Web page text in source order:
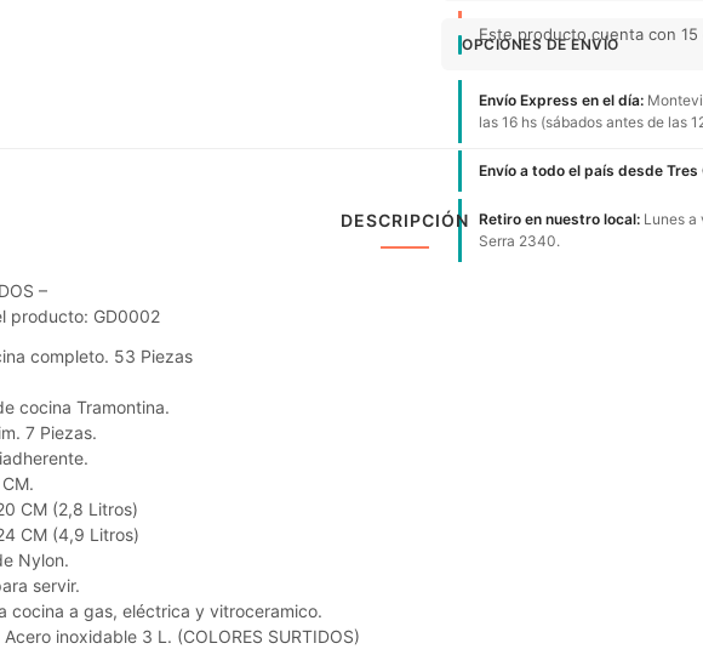
Este producto cuenta con
OPCIONES DE ENVÍO
Envío Express en el día:
las 16 hs (sábados antes de las
Envío a todo el país desde Tres
Retiro en nuestro local: Lunes a
Serra 2340.
DESCRIPCIÓN
–
producto: GD0002
completo. 53 Piezas
cocina Tramontina.
7 Piezas.
CM (2,8 Litros)
CM (4,9 Litros)
Nylon.
servir.
cocina a gas, eléctrica y vitroceramico.
Acero inoxidable 3 L. (COLORES SURTIDOS)